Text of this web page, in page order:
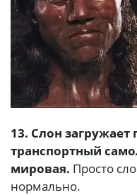
13. Слон
транспортный
мировая. Просто
нормально.